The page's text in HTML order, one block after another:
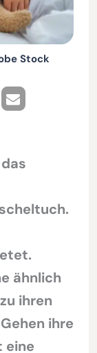
Stock
ähnlich
ihren
ihre
eine